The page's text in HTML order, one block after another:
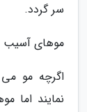
سر گردد.
موهای آسیب
اگرچه مو
نمایند اما